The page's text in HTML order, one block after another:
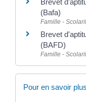
(Bafa)
Famille -
Brevet
(BAFD)
Famille -
Pour en savoir plus